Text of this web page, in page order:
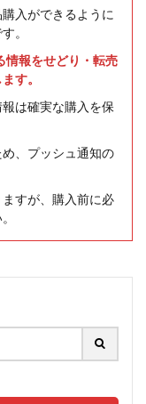
入ができるように
。
情報をせどり・転売
す。
は確実な購入を保
、プッシュ通知の
すが、購入前に必